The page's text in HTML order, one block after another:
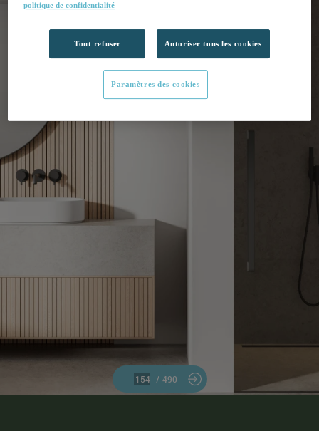
/ 490
politique de confidentialité
Tout refuser Autoriser tous les cookies
Paramètres des cookies